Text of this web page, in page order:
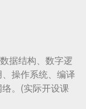
据结构、数字逻
操作系统、编译
。(实际开设课